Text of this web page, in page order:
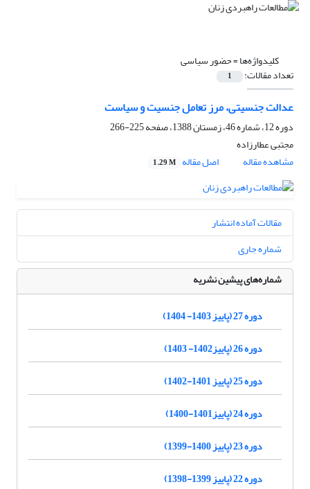
کلیدواژه‌ها =حضور سیاسی
تعداد مقالات: 1
عدالت جنسیتی، مرز تعامل جنسیت و سیاست
دوره 12، شماره 46، زمستان 1388، صفحه
225-266
مجتبی عطارزاده
مشاهده مقاله
اصل مقاله 1.29 M
مقالات آماده انتشار
شماره جاری
شماره‌های پیشین نشریه
دوره 27 (پاییز 1403- 1404)
دوره 26 (پاییز1402- 1403)
دوره 25 (پاییز 1401-1402)
دوره 24 (پاییز1401-1400)
دوره 23 (پاییز 1400-1399)
دوره 22 (پاییز 1399-1398)